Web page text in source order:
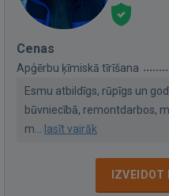
Cenas
Apģērbu ķīmiskā tīrīšana
Esmu atbildīgs, rūpīgs un
būvniecībā, remontdarbos,
m... lasīt vairāk
IZVEIDOT